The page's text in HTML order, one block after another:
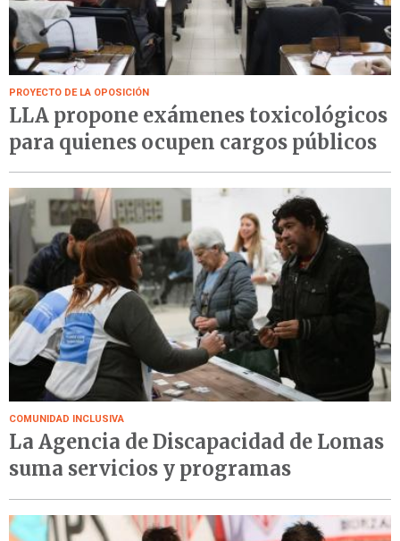
PROYECTO DE LA OPOSICIÓN
LLA propone exámenes toxicológicos
para quienes ocupen cargos públicos
COMUNIDAD INCLUSIVA
La Agencia de Discapacidad de Lomas
suma servicios y programas